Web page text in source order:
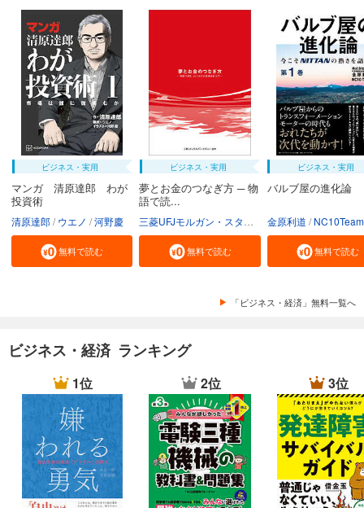
ビジネス・実用
マンガ 清原達郎 わが
投資術
清原達郎 ウエノ 河野慶
無料で読む
ビジネス・実用
夢とお金のつなぎ方 ─ 物
語で読...
無料で読む
ビジネス・実用
バルブ屋の進化論
金原利道 NC10Team
無料で読む
「ビジネス・経済」無料一覧へ
ビジネス・経済 ランキング
1位 2位 3位